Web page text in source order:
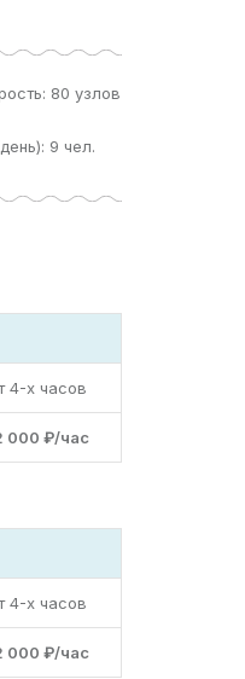
80 узлов
9 чел.
4-х часов
000 ₽/час
4-х часов
000 ₽/час